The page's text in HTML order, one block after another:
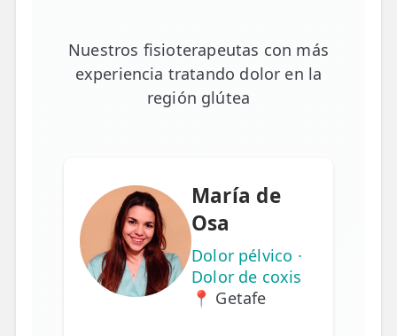
Nuestros fisioterapeutas con más
experiencia tratando dolor en la
región glútea
María de
Osa
Dolor pélvico ·
Dolor de coxis
📍 Getafe